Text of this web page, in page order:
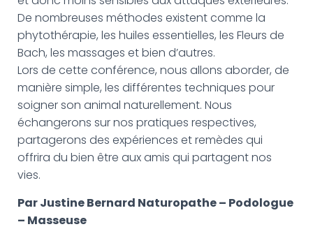
De nombreuses méthodes existent comme la
phytothérapie, les huiles essentielles, les Fleurs de
Bach, les massages et bien d’autres.
Lors de cette conférence, nous allons aborder, de
manière simple, les différentes techniques pour
soigner son animal naturellement. Nous
échangerons sur nos pratiques respectives,
partagerons des expériences et remèdes qui
offrira du bien être aux amis qui partagent nos
vies.
Par Justine Bernard Naturopathe – Podologue
– Masseuse